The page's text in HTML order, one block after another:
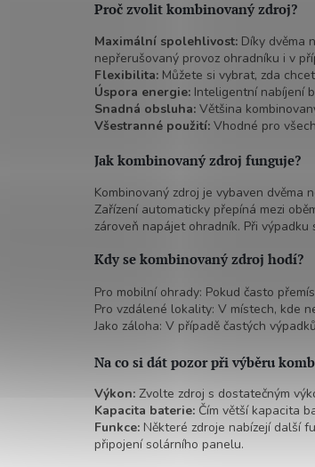
Proč zvolit kombinovaný zdroj?
Maximální spolehlivost: Díky dvěma
nepřerušovaný provoz ohradníku i v
Flexibilita: Můžete si vybrat, zda
Úspora energie: Inteligentní nabíjení
Snadná obsluha: Většina
Všestranné použití: Vhodné pro
Jak kombinovaný zdroj funguje?
Kombinovaný zdroj je vybaven
Zařízení automaticky přepíná mezi
zároveň napájet ohradník. Při
Kdy se kombinovaný zdroj hodí?
Pro mobilní ohrady: Pokud často
Pro vzdálené lokality: V místech, kde
Jako záloha: V případě častých
Na co si dát pozor při výběru
Výkon: Zvolte zdroj s dostatečným
Kapacita baterie: Čím větší kapacita
Funkce: Některé zdroje nabízejí další
připojení solárního panelu.